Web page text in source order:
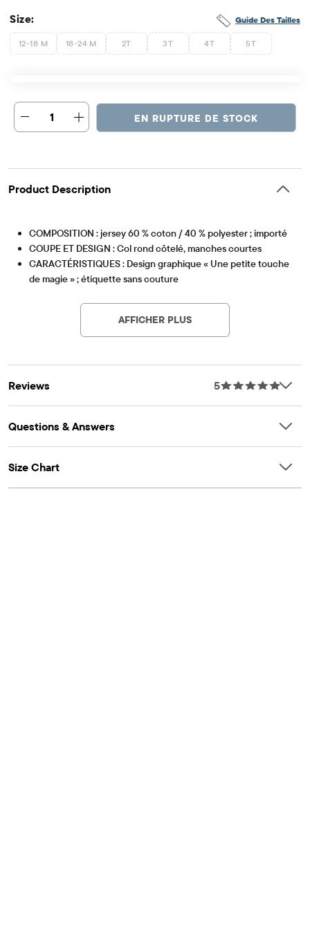
Guide Des Tailles
Size:
12-18 M 18-24 M 2T 3T 4T 5T
1 EN RUPTURE DE STOCK
Product Description
COMPOSITION : jersey 60 % coton / 40 % polyester ; importé
COUPE ET DESIGN : Col rond côtelé, manches courtes
CARACTÉRISTIQUES : Design graphique « Une petite touche
de magie » ; étiquette sans couture
AFFICHER PLUS
Reviews 5
Questions & Answers
Size Chart